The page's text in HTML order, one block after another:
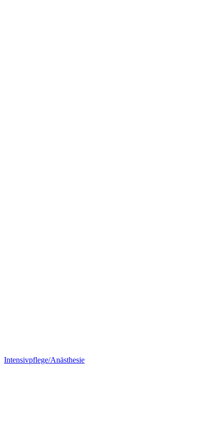
Intensivpflege/Anästhesie